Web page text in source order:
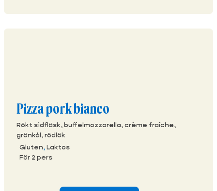
Pizza pork bianco
Rökt sidfläsk, buffelmozzarella, crème fraîche,
grönkål, rödlök
Gluten,Laktos
För 2 pers